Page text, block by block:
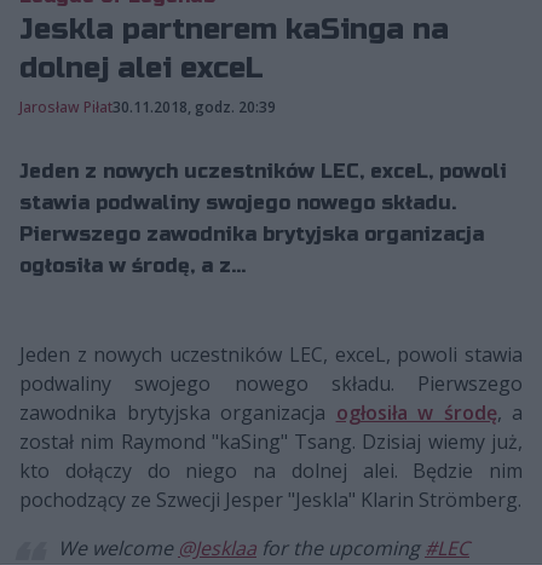
Jeskla partnerem kaSinga na
dolnej alei exceL
Jarosław Piłat30.11.2018, godz. 20:39
Jeden z nowych uczestników LEC, exceL, powoli
stawia podwaliny swojego nowego składu.
Pierwszego zawodnika brytyjska organizacja
ogłosiła w środę, a z...
Jeden z nowych uczestników LEC, exceL, powoli stawia
podwaliny swojego nowego składu. Pierwszego
zawodnika brytyjska organizacja ogłosiła w środę, a
został nim Raymond "kaSing" Tsang. Dzisiaj wiemy już,
kto dołączy do niego na dolnej alei. Będzie nim
pochodzący ze Szwecji Jesper "Jeskla" Klarin Strömberg.
We welcome @Jesklaa for the upcoming#LEC